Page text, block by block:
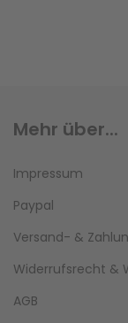
Mehr über...
Impressum
Paypal
Versand- &
Widerrufsrecht &
AGB